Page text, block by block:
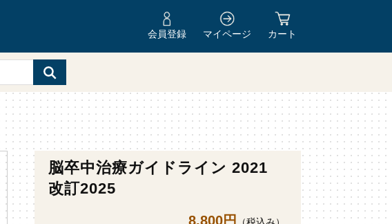
会員登録 マイページ カート
脳卒中治療ガイドライン 2021
改訂2025
8,800円